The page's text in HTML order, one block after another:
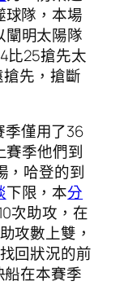
球隊，本場
闡明太陽隊
比25搶先太
搶先，搶斷
僅用了36
賽季他們到
，哈登的到
下限，本分
次助攻，在
攻數上雙，
回狀況的前
船在本賽季